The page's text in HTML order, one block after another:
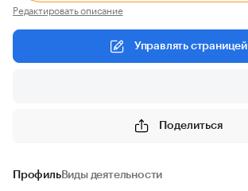
Редактировать описание
Управлять страницей
Поделиться
ПрофильВиды деятельности